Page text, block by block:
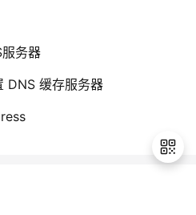
务器
DNS 缓存服务器